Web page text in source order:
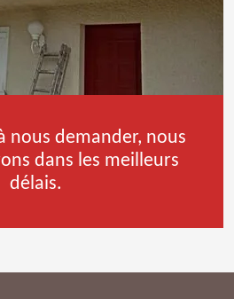
nous demander, nous
dans les meilleurs
délais.